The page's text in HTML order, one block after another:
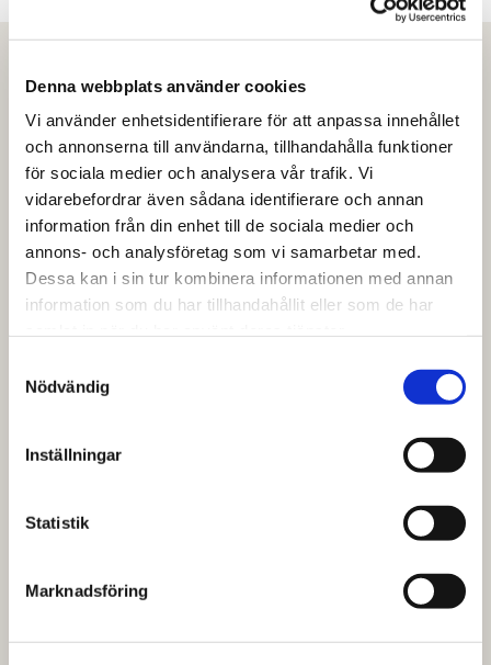
Denna webbplats använder cookies
Vi använder enhetsidentifierare för att anpassa innehållet
och annonserna till användarna, tillhandahålla funktioner
för sociala medier och analysera vår trafik. Vi
vidarebefordrar även sådana identifierare och annan
information från din enhet till de sociala medier och
annons- och analysföretag som vi samarbetar med.
Dessa kan i sin tur kombinera informationen med annan
information som du har tillhandahållit eller som de har
Nödvändig
Inställningar
Statistik
Marknadsföring
Boka tid i "Boka Direkt"
För att boka tid för ansiktsbehandling direkt,
besök oss direkt på bokadirekt via länken
lediga tider, välj önskad behandling och tid,
och slutför bokningen online.
vårdar huden genom djuprengöring, peeling